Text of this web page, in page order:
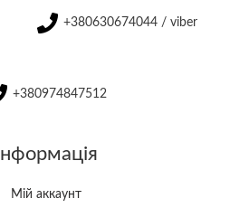
+380630674044 / viber
+380974847512
Інформація
Мій аккаунт